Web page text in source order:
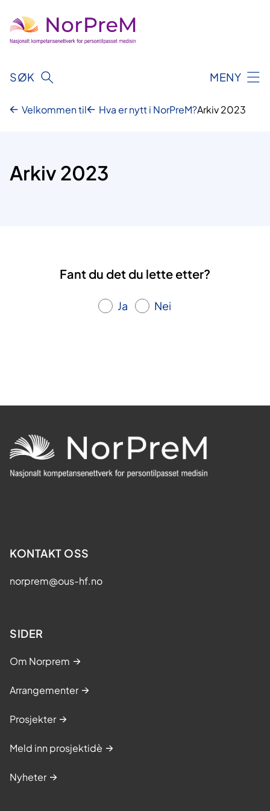
innhold
SØK MENY
Velkommen til Hva er nytt i NorPreM?Arkiv 2023
Arkiv 2023
Fant du det du lette etter?
Ja Nei
KONTAKT OSS
norprem@ous-hf.no
SIDER
Om Norprem
Arrangementer
Prosjekter
Meld inn prosjektidè
Nyheter